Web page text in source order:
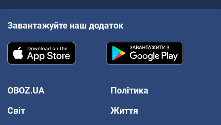
Завантажуйте наш додаток
OBOZ.UA
Політика
Світ
Життя